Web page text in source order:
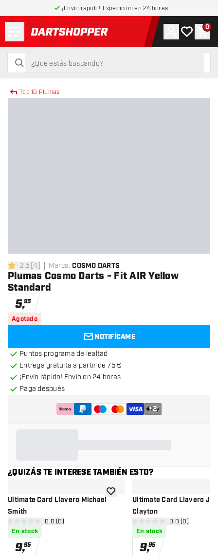
¡Envío rápido! Expedición en 24 horas
volver a la página de inicio
buscar
buscar
Cuenta
Mi lista de
0
Top 10 Plumas
3.5 estrellas de puntuación
3.5[4] Marca: COSMO DARTS
Plumas Cosmo Darts - Fit AIR Yellow
Standard
5,95
Agotado
NOTIFÍCAME
Puntos programa de lealtad
Entrega gratuita a partir de 75 €
¡Envío rápido! Envío en 24 horas
Paga después
+2
¿QUIZÁS TE INTERESE TAMBIÉN ESTO?
Ultimate Card Llavero Michael
Smith
abrir panel de reseñas
0 estrellas de puntuación
0.0 (0)
En stock
9,95
añadir a la lista de deseos
Ultimate Card Llavero
Clayton
abrir panel de
0 estrellas de puntuación
0.0 (0)
En stock
9,95